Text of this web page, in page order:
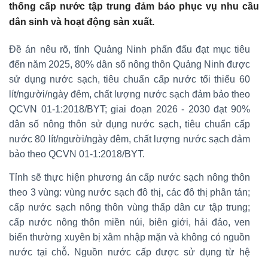
thống cấp nước tập trung đảm bảo phục vụ nhu cầu
dân sinh và hoạt động sản xuất.
Đề án nêu rõ, tỉnh Quảng Ninh phấn đấu đạt mục tiêu
đến năm 2025, 80% dân số nông thôn Quảng Ninh được
sử dụng nước sạch, tiêu chuẩn cấp nước tối thiểu 60
lít/người/ngày đêm, chất lượng nước sạch đảm bảo theo
QCVN 01-1:2018/BYT; giai đoạn 2026 - 2030 đạt 90%
dân số nông thôn sử dụng nước sạch, tiêu chuẩn cấp
nước 80 lít/người/ngày đêm, chất lượng nước sạch đảm
bảo theo QCVN 01-1:2018/BYT.
Tỉnh sẽ thực hiện phương án cấp nước sạch nông thôn
theo 3 vùng: vùng nước sạch đô thị, các đô thị phân tán;
cấp nước sạch nông thôn vùng thấp dân cư tập trung;
cấp nước nông thôn miền núi, biên giới, hải đảo, ven
biển thường xuyên bị xâm nhập mặn và không có nguồn
nước tại chỗ. Nguồn nước cấp được sử dụng từ hệ